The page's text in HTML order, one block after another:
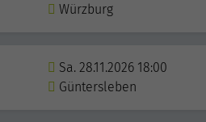
Würzburg
Sa. 28.11.2026 18:00
Güntersleben